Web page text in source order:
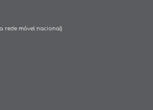
rede móvel nacional)